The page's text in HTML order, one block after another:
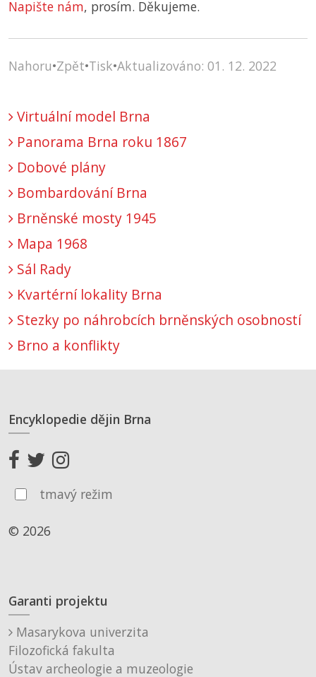
Napište nám, prosím. Děkujeme.
Nahoru•Zpět•Tisk•Aktualizováno: 01. 12. 2022
Virtuální model Brna
Panorama Brna roku 1867
Dobové plány
Bombardování Brna
Brněnské mosty 1945
Mapa 1968
Sál Rady
Kvartérní lokality Brna
Stezky po náhrobcích brněnských osobností
Brno a konflikty
Encyklopedie dějin Brna
tmavý režim
© 2026
Garanti projektu
Masarykova univerzita
Filozofická fakulta
Ústav archeologie a muzeologie